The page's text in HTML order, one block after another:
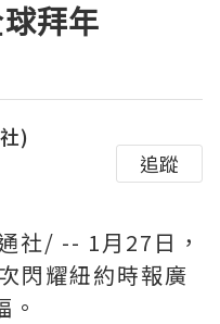
拜年
)
追蹤
社/ -- 1月27日，
閃耀紐約時報廣